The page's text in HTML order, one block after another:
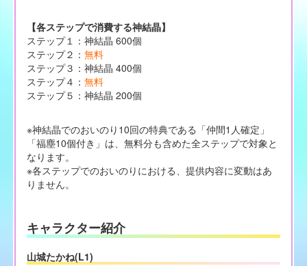
【各ステップで消費する神結晶】
ステップ１：神結晶 600個
ステップ２： 無料
ステップ３：神結晶 400個
ステップ４： 無料
ステップ５：神結晶 200個
※神結晶でのおいのり10回の特典である「仲間1人確定」
「福塵10個付き」は、無料分も含めた全ステップで対象と
なります。
※各ステップでのおいのりにおける、提供内容に変動はあ
りません。
キャラクター紹介
山城たかね(L1)